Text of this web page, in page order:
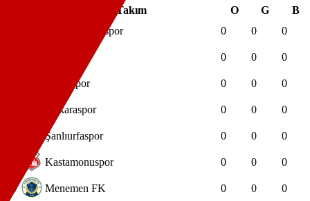
Takım O G
B
Adana Demirspor 0 0 0
Elazığspor 0 0 0
Hatayspor 0 0 0
Ankaraspor 0 0 0
Şanlıurfaspor 0 0 0
Kastamonuspor 0 0 0
7 Menemen FK 0 0 0